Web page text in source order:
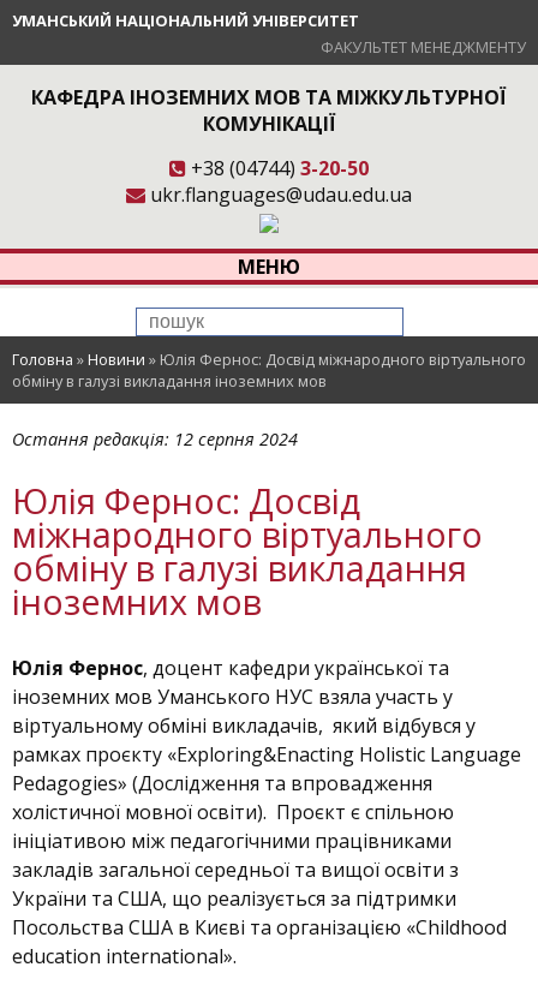
УМАНСЬКИЙ НАЦІОНАЛЬНИЙ УНІВЕРСИТЕТ
ФАКУЛЬТЕТ МЕНЕДЖМЕНТУ
КАФЕДРА ІНОЗЕМНИХ МОВ ТА МІЖКУЛЬТУРНОЇ
КОМУНІКАЦІЇ
+38 (04744) 3-20-50
ukr.flanguages@udau.edu.ua
МЕНЮ
Головна »Новини » Юлія Фернос: Досвід міжнародного віртуального
обміну в галузі викладання іноземних мов
Остання редакція: 12 серпня 2024
Юлія Фернос: Досвід
міжнародного віртуального
обміну в галузі викладання
іноземних мов
Юлія Фернос, доцент кафедри української та
іноземних мов Уманського НУС взяла участь у
віртуальному обміні викладачів, який відбувся у
рамках проєкту «Exploring&Enacting Holistic Language
Pedagogies» (Дослідження та впровадження
холістичної мовної освіти). Проєкт є спільною
ініціативою між педагогічними працівниками
закладів загальної середньої та вищої освіти з
України та США, що реалізується за підтримки
Посольства США в Києві та організацією «Childhood
education international».